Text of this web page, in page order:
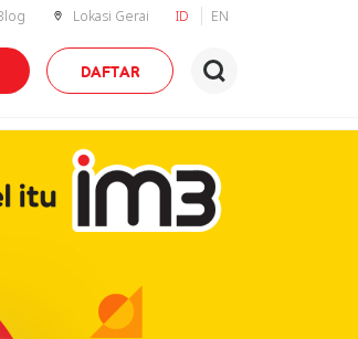
Lokasi Gerai ID EN
DAFTAR